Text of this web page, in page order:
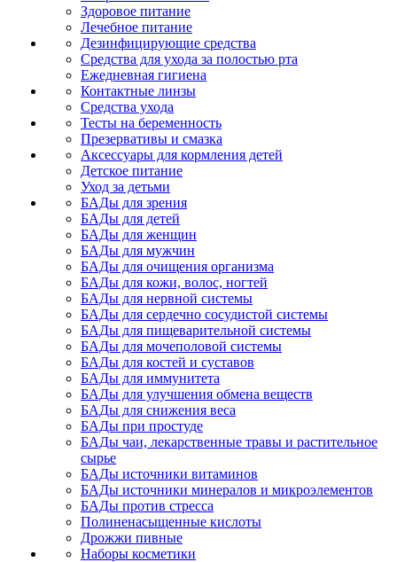
Здоровое питание
Лечебное питание
Дезинфицирующие средства
Средства для ухода за полостью рта
Ежедневная гигиена
Контактные линзы
Средства ухода
Тесты на беременность
Презервативы и смазка
Аксессуары для кормления детей
Детское питание
Уход за детьми
БАДы для зрения
БАДы для детей
БАДы для женщин
БАДы для мужчин
БАДы для очищения организма
БАДы для кожи, волос, ногтей
БАДы для нервной системы
БАДы для сердечно сосудистой системы
БАДы для пищеварительной системы
БАДы для мочеполовой системы
БАДы для костей и суставов
БАДы для иммунитета
БАДы для улучшения обмена веществ
БАДы для снижения веса
БАДы при простуде
БАДы чаи, лекарственные травы и растительное
сырье
БАДы источники витаминов
БАДы источники минералов и микроэлементов
БАДы против стресса
Полиненасыщенные кислоты
Дрожжи пивные
Наборы косметики